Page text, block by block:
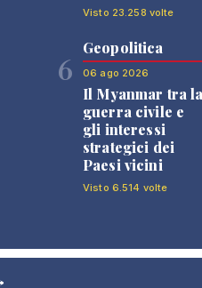
Visto 23.258 volte
6
Geopolitica
06 ago 2026
Il Myanmar tra la
guerra civile e
gli interessi
strategici dei
Paesi vicini
Visto 6.514 volte